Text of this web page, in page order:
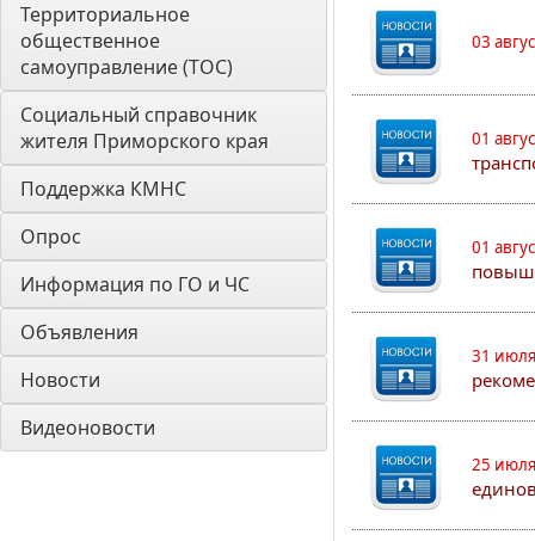
Территориальное
общественное
самоуправление (ТОС)
Социальный справочник
жителя Приморского края
Поддержка КМНС
Опрос
Информация по ГО и ЧС
Объявления
Новости
Видеоновости
03
01
01
31
25